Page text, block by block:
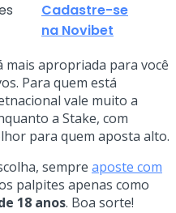
Cadastre-se
na Novibet
mais apropriada para você
Para quem está
vale muito a
a Stake, com
para quem aposta alto.
sempre aposte com
palpites apenas como
18 anos. Boa sorte!